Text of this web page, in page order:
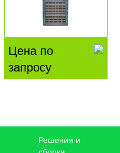
Цена по
запросу
Решения и